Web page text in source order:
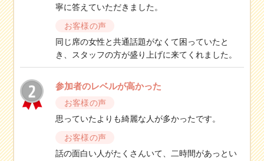
寧に答えていただきました。
お客様の声
同じ席の女性と共通話題がなくて困っていたと
き、スタッフの方が盛り上げに来てくれました。
参加者のレベルが高かった
お客様の声
思っていたよりも綺麗な人が多かったです。
お客様の声
話の面白い人がたくさんいて、二時間があっとい